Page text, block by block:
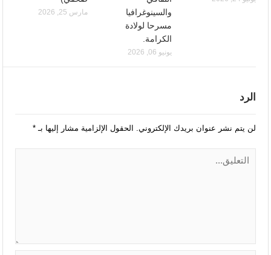
والسينوغرافيا
مسرحا لولادة
الكرامة.
يونيو 06, 2026
مارس 25, 2026
الرد
لن يتم نشر عنوان بريدك الإلكتروني. الحقول الإلزامية مشار إليها بـ*